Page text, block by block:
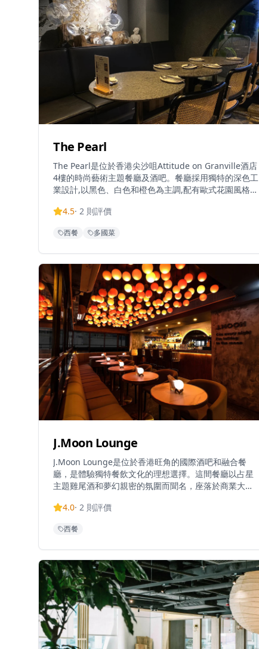
香港餐飲界保持活躍。
The Pearl
The Pearl是位於香港尖沙咀Attitude on Granville酒店
4樓的時尚藝術主題餐廳及酒吧。餐廳採用獨特的深色工
業設計,以黑色、白色和橙色為主調,配有歐式花園風格的
採用優質食材提供高品質菜式,招牌菜包括香煎紐西蘭肉
肉架等。營業至凌晨2時,既是用餐目的地,亦是時尚酒吧
個座位,氛圍神秘浪漫而精緻,適合慶祝活動、約會、私人
聚會和商務宴請。年輕時尚的員工提供優質服務,並詳細
介紹食材和菜式。建議提前預訂,可透過網上或電話預
約。
4.5· 2 則評價
西餐 多國菜
J.Moon Lounge
J.Moon Lounge是位於香港旺角的國際酒吧和融合餐
廳，是體驗獨特餐飲文化的理想選擇。這間餐廳以占星
主題雞尾酒和夢幻親密的氛圍而聞名，座落於商業大廈
閒的用餐體驗，招牌菜和特色飲品，餐廳同時經營酒廊
品和融合料理的空間。無論是想要享受浪漫晚餐，還是
驗。餐廳的占星主題設計充滿創意和神秘感，讓客人在
欣賞獨特裝潢的同時，品味精緻的美食和雞尾酒，感受
時間放慢、煩惱消散的輕鬆氛圍。
4.0· 2 則評價
西餐